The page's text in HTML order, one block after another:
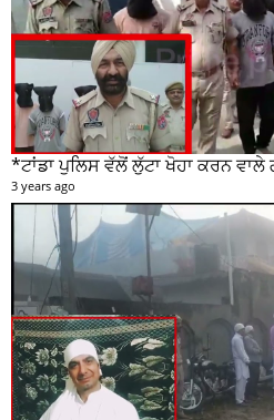
*ਟਾਂਡਾ ਪੁਲਿਸ ਵੱਲੋਂ ਲੁੱਟਾ ਖੋਹਾ ਕਰਨ
3 years ago